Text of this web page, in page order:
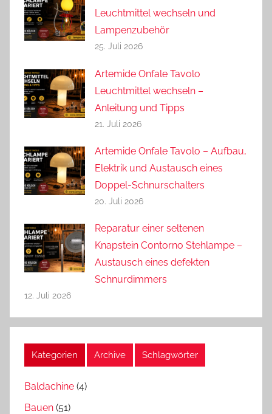
Leuchtmittel wechseln und
Lampenzubehör
25. Juli 2026
Artemide Onfale Tavolo
Leuchtmittel wechseln –
Anleitung und Tipps
21. Juli 2026
Artemide Onfale Tavolo – Aufbau,
Elektrik und Austausch eines
Doppel-Schnurschalters
20. Juli 2026
Reparatur einer seltenen
Knapstein Contorno Stehlampe –
Austausch eines defekten
Schnurdimmers
12. Juli 2026
Kategorien Archive Schlagwörter
Baldachine (4)
Bauen (51)